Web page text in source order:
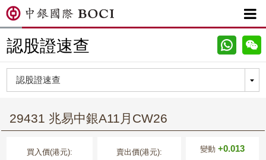

認股證速查
29431 兆易中銀A11月CW26
買入價(港元): 賣出價(港元): 變動+0.013